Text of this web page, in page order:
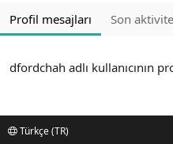
Profil mesajları Son aktivite
dfordchah adlı kullanıcının
Türkçe (TR)